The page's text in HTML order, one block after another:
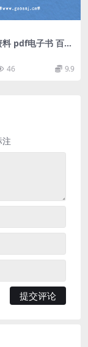
料 pdf电子书 百度
46 9.9
注